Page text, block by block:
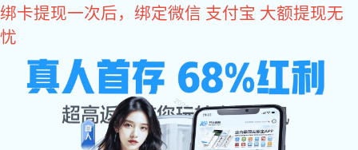
星空电竞